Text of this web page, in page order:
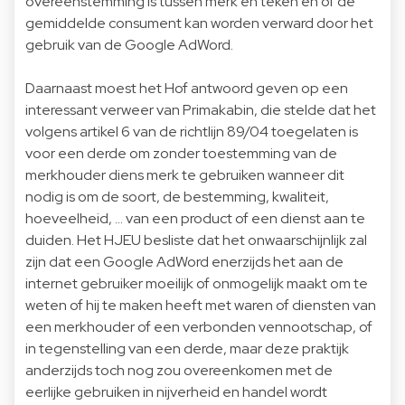
gemiddelde consument kan worden verward door het
gebruik van de Google AdWord.
Daarnaast moest het Hof antwoord geven op een
interessant verweer van Primakabin, die stelde dat het
volgens artikel 6 van de richtlijn 89/04 toegelaten is
voor een derde om zonder toestemming van de
merkhouder diens merk te gebruiken wanneer dit
nodig is om de soort, de bestemming, kwaliteit,
hoeveelheid, … van een product of een dienst aan te
duiden. Het HJEU besliste dat het onwaarschijnlijk zal
zijn dat een Google AdWord enerzijds het aan de
internet gebruiker moeilijk of onmogelijk maakt om te
weten of hij te maken heeft met waren of diensten van
een merkhouder of een verbonden vennootschap, of
in tegenstelling van een derde, maar deze praktijk
anderzijds toch nog zou overeenkomen met de
eerlijke gebruiken in nijverheid en handel wordt